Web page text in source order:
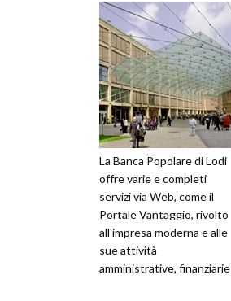
La Banca Popolare di Lodi
offre varie e completi
servizi via Web, come il
Portale Vantaggio, rivolto
all'impresa moderna e alle
sue attività
amministrative, finanziarie